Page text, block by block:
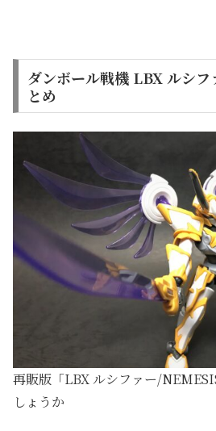
ダンボール戦機 LBX ルシ
とめ
再販版「LBX ルシファー/
しょうか